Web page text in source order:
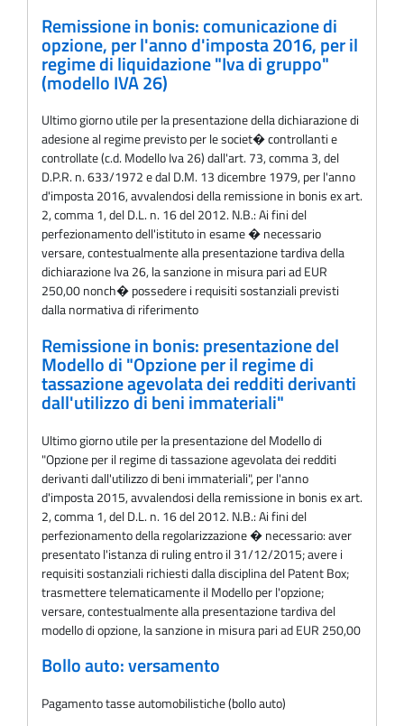
Remissione in bonis: comunicazione di
opzione, per l'anno d'imposta 2016, per il
regime di liquidazione "Iva di gruppo"
(modello IVA 26)
Ultimo giorno utile per la presentazione della dichiarazione di
adesione al regime previsto per le societ� controllanti e
controllate (c.d. Modello Iva 26) dall'art. 73, comma 3, del
D.P.R. n. 633/1972 e dal D.M. 13 dicembre 1979, per l'anno
d'imposta 2016, avvalendosi della remissione in bonis ex art.
2, comma 1, del D.L. n. 16 del 2012. N.B.: Ai fini del
perfezionamento dell'istituto in esame � necessario
versare, contestualmente alla presentazione tardiva della
dichiarazione Iva 26, la sanzione in misura pari ad EUR
250,00 nonch� possedere i requisiti sostanziali previsti
dalla normativa di riferimento
Remissione in bonis: presentazione del
Modello di "Opzione per il regime di
tassazione agevolata dei redditi derivanti
dall'utilizzo di beni immateriali"
Ultimo giorno utile per la presentazione del Modello di
"Opzione per il regime di tassazione agevolata dei redditi
derivanti dall'utilizzo di beni immateriali", per l'anno
d'imposta 2015, avvalendosi della remissione in bonis ex art.
2, comma 1, del D.L. n. 16 del 2012. N.B.: Ai fini del
perfezionamento della regolarizzazione � necessario: aver
presentato l'istanza di ruling entro il 31/12/2015; avere i
requisiti sostanziali richiesti dalla disciplina del Patent Box;
trasmettere telematicamente il Modello per l'opzione;
versare, contestualmente alla presentazione tardiva del
modello di opzione, la sanzione in misura pari ad EUR 250,00
Bollo auto: versamento
Pagamento tasse automobilistiche (bollo auto)